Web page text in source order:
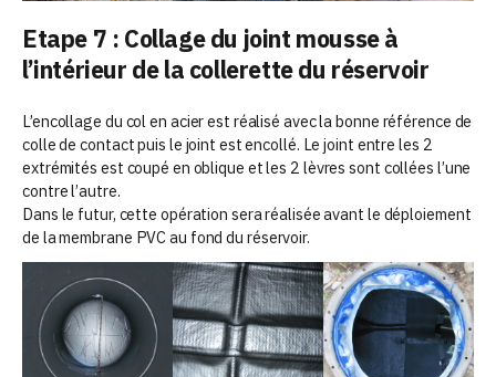
Etape 7 : Collage du joint mousse à
l’intérieur de la collerette du réservoir
L’encollage du col en acier est réalisé avec la bonne référence de
colle de contact puis le joint est encollé. Le joint entre les 2
extrémités est coupé en oblique et les 2 lèvres sont collées l’une
contre l’autre.
Dans le futur, cette opération sera réalisée avant le déploiement
de la membrane PVC au fond du réservoir.